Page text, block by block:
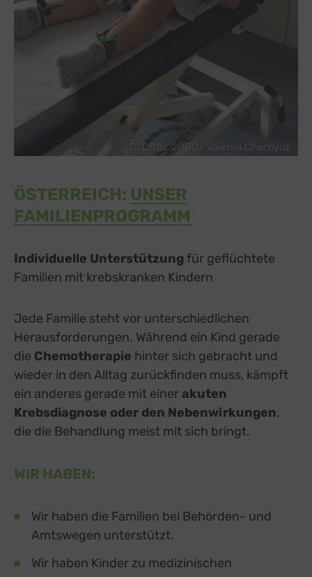
GLOBAL 2000/ Valeriia Chernyuk
ÖSTERREICH: UNSER
FAMILIENPROGRAMM
Individuelle Unterstützung für geflüchtete
Familien mit krebskranken Kindern
Jede Familie steht vor unterschiedlichen
Herausforderungen. Während ein Kind gerade
die Chemotherapie hinter sich gebracht und
wieder in den Alltag zurückfinden muss, kämpft
ein anderes gerade mit einerakuten
Krebsdiagnose oder den Nebenwirkungen,
die die Behandlung meist mit sich bringt.
WIR HABEN:
Wir haben die Familien bei Behörden- und
Amtswegen unterstützt.
Wir haben Kinder zu medizinischen